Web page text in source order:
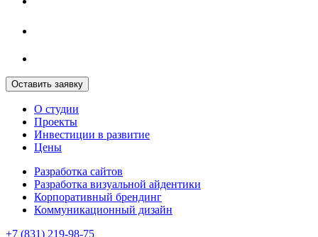
Оставить заявку
О студии
Проекты
Инвестиции в развитие
Цены
Разработка сайтов
Разработка визуальной айдентики
Корпоративный брендинг
Коммуникационный дизайн
+7 (831) 219-98-75